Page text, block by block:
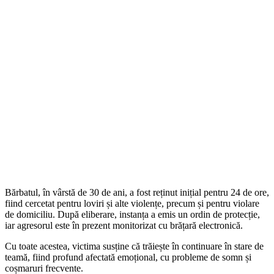
Bărbatul, în vârstă de 30 de ani, a fost reținut inițial pentru 24 de ore,
fiind cercetat pentru loviri și alte violențe, precum și pentru violare
de domiciliu. După eliberare, instanța a emis un ordin de protecție,
iar agresorul este în prezent monitorizat cu brățară electronică.
Cu toate acestea, victima susține că trăiește în continuare în stare de
teamă, fiind profund afectată emoțional, cu probleme de somn și
coșmaruri frecvente.